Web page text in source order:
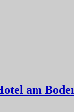
am